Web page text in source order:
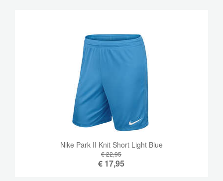
Nike Park II Knit Short Light Blue
€ 22,95
€ 17,95